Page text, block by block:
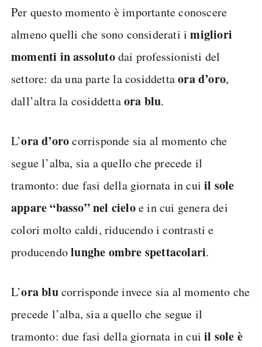
Per questo momento è importante conoscere
almeno quelli che sono considerati imigliori
momenti in assolutodai professionisti del
settore: da una parte la cosiddettaora d’oro,
dall’altra la cosiddettaora blu.
L’ora d’orocorrisponde sia al momento che
segue l’alba, sia a quello che precede il
tramonto: due fasi della giornata in cuiil sole
appare “basso” nel cieloe in cui genera dei
colori molto caldi, riducendo i contrasti e
producendolunghe ombre spettacolari.
L’ora blucorrisponde invece sia al momento che
precede l’alba, sia a quello che segue il
tramonto: due fasi della giornata in cuiil sole è